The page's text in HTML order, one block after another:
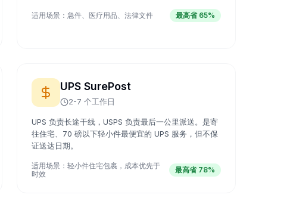
适用场景： 急件、医疗用品、法律文件 最高省 65%
UPS SurePost
2-7 个工作日
UPS 负责长途干线，USPS 负责最后一公里派送。是寄
往住宅、70 磅以下轻小件最便宜的 UPS 服务，但不保
证送达日期。
适用场景： 轻小件住宅包裹，成本优先于
时效
最高省 78%